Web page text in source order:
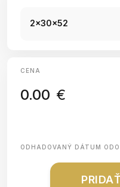
2x30x52
CENA
0.00 €
ODHADOVANÝ DÁTUM